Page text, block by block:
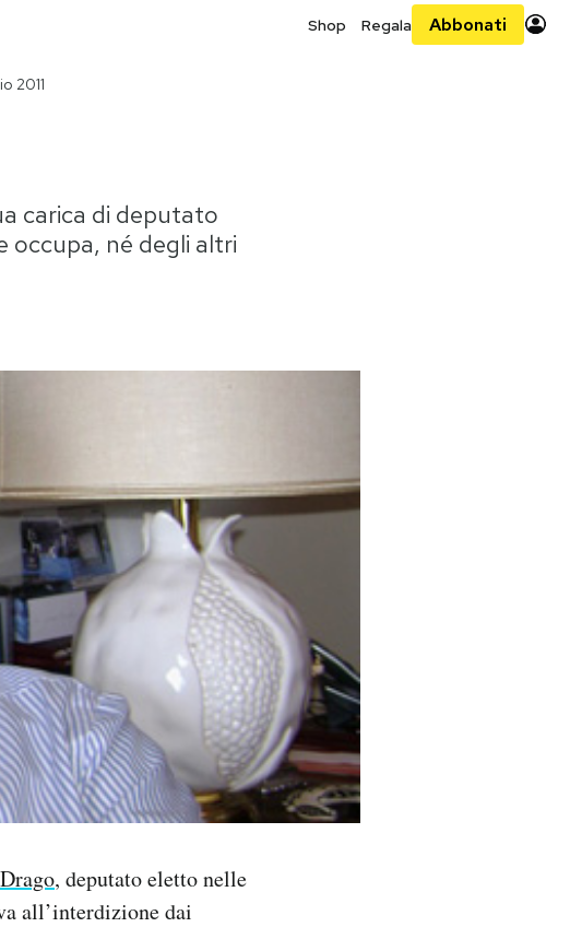
Shop Regala Abbonati
2011
carica di deputato
occupa, né degli altri
, deputato eletto nelle
all’interdizione dai